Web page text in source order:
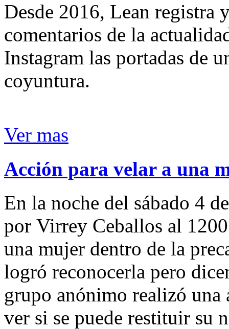
Desde 2016, Lean registra
comentarios de la
Instagram las portadas de
coyuntura.
Ver mas
Acción para velar a una
En la noche del sábado 4
por Virrey Ceballos al
una mujer dentro de la
logró reconocerla pero
grupo anónimo realizó
ver si se puede restituir su